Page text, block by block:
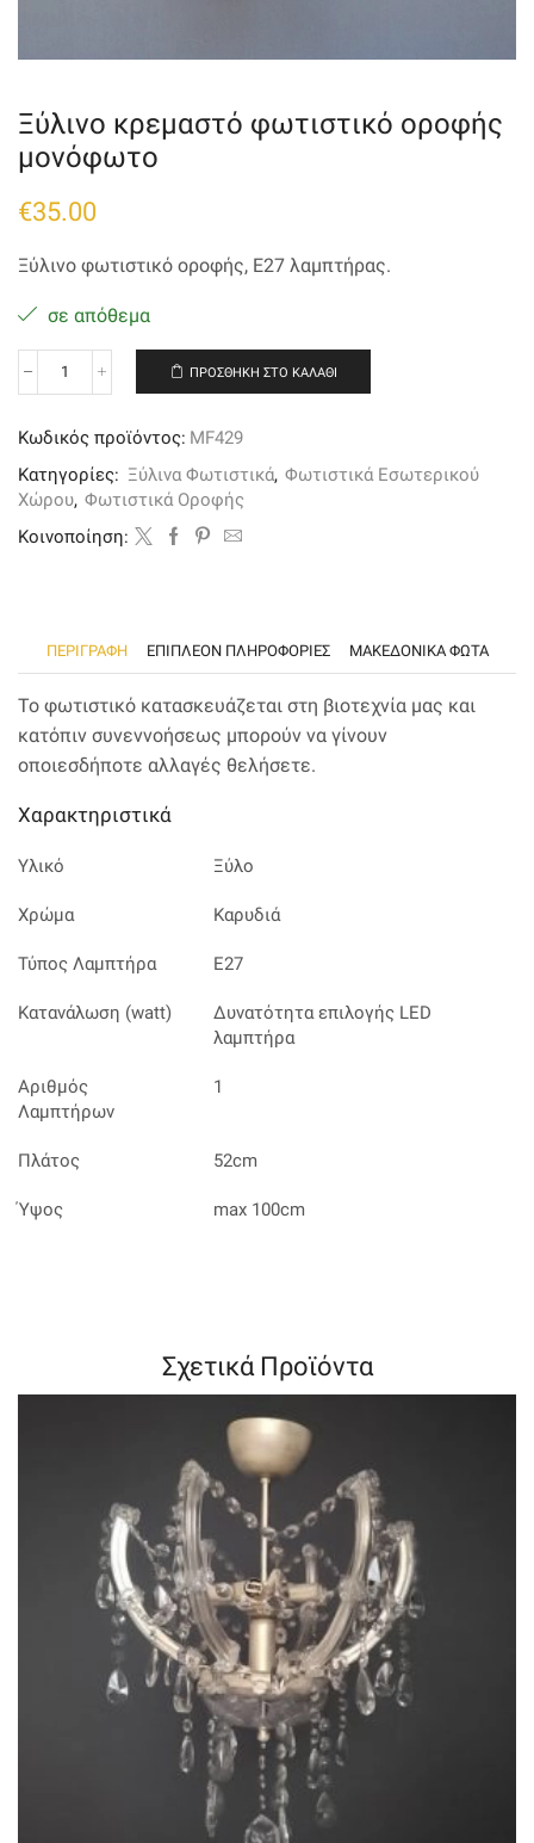
Ξύλινο κρεμαστό φωτιστικό οροφής
μονόφωτo
€35.00
Ξύλινο φωτιστικό οροφής, Ε27 λαμπτήρας.
σε απόθεμα
Ξύλινο
οροφής
μονόφωτo
ποσότητα
ΠΡΟΣΘΉΚΗ ΣΤΟ ΚΑΛΆΘΙ
Κωδικός προϊόντος: MF429
Κατηγορίες: Ξύλινα Φωτιστικά, Φωτιστικά Εσωτερικού
Χώρου, Φωτιστικά Οροφής
Kοινοποίηση:
ΠΕΡΙΓΡΑΦΉ ΕΠΙΠΛΈΟΝ ΠΛΗΡΟΦΟΡΊΕΣ ΜΑΚΕΔΟΝΙΚΑ ΦΩΤΑ
Το φωτιστικό κατασκευάζεται στη βιοτεχνία μας και
κατόπιν συνεννοήσεως μπορούν να γίνουν
οποιεσδήποτε αλλαγές θελήσετε.
Χαρακτηριστικά
Υλικό Ξύλο
Χρώμα Καρυδιά
Τύπος Λαμπτήρα Ε27
Κατανάλωση (watt)
Δυνατότητα επιλογής LED
λαμπτήρα
Αριθμός
Λαμπτήρων
1
Πλάτος 52cm
Ύψος max 100cm
Σχετικά Προϊόντα